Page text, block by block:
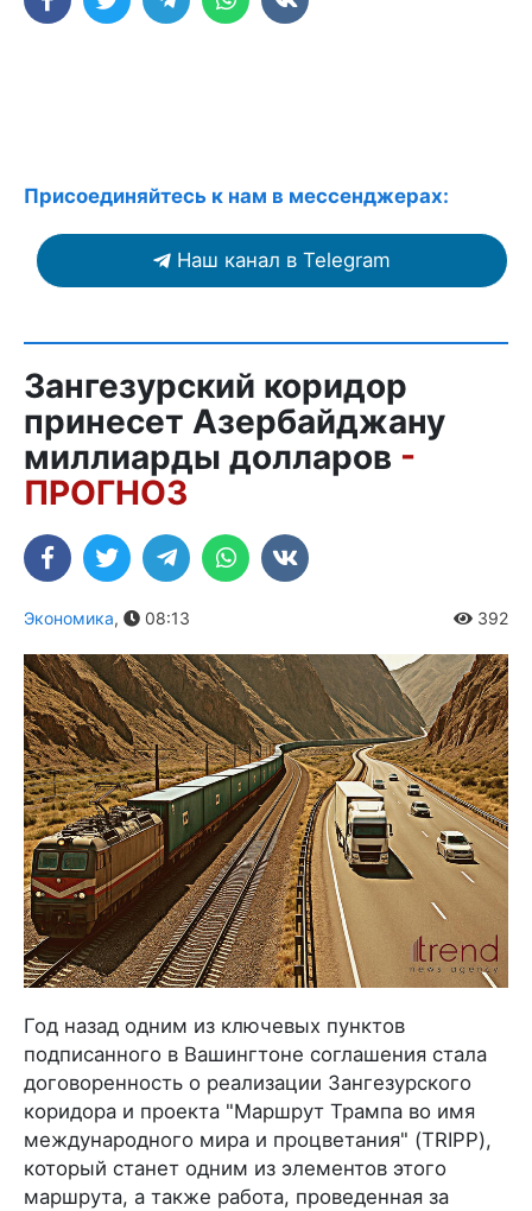
Присоединяйтесь к нам в мессенджерах:
Наш канал в Telegram
Зангезурский коридор
принесет Азербайджану
миллиарды долларов -
ПРОГНОЗ
Экономика, 08:13 392
Год назад одним из ключевых пунктов
подписанного в Вашингтоне соглашения стала
договоренность о реализации Зангезурского
коридора и проекта "Маршрут Трампа во имя
международного мира и процветания" (TRIPP),
который станет одним из элементов этого
маршрута, а также работа, проведенная за